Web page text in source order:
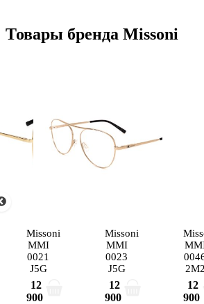
Товары бренда Missoni
Missoni
MMI
0021
J5G
12
900
Missoni
MMI
0023
J5G
12
900
2M2
12
900